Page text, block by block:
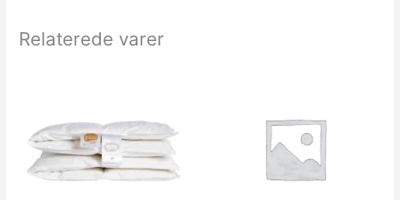
Relaterede varer